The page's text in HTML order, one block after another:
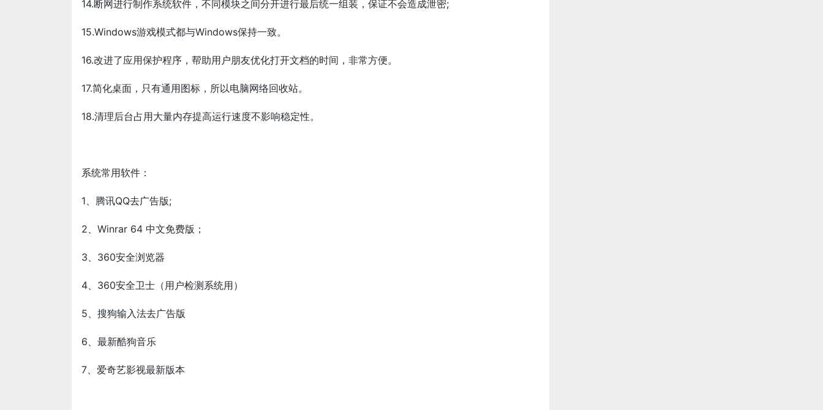
14.断网进行制作系统软件，不同模块之间分开进行最后统一组装，保证不会造成泄密;
15.Windows游戏模式都与Windows保持一致。
16.改进了应用保护程序，帮助用户朋友优化打开文档的时间，非常方便。
17.简化桌面，只有通用图标，所以电脑网络回收站。
18.清理后台占用大量内存提高运行速度不影响稳定性。
系统常用软件：
1、腾讯QQ去广告版;
2、Winrar 64 中文免费版；
3、360安全浏览器
4、360安全卫士（用户检测系统用）
5、搜狗输入法去广告版
6、最新酷狗音乐
7、爱奇艺影视最新版本